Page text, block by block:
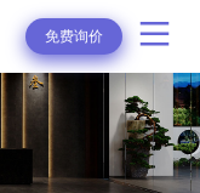
免费询价